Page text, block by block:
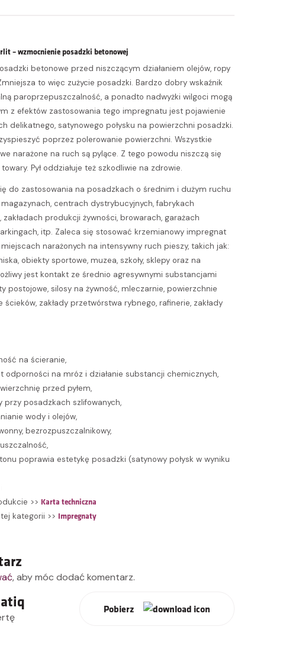
– wzmocnienie posadzki betonowej
betonowe przed niszczącym działaniem olejów, ropy
to więc zużycie posadzki. Bardzo dobry wskaźnik
paroprzepuszczalność, a ponadto nadwyżki wilgoci mogą
z efektów zastosowania tego impregnatu jest pojawienie
delikatnego, satynowego połysku na powierzchni posadzki.
poprzez polerowanie powierzchni. Wszystkie
narażone na ruch są pylące. Z tego powodu niszczą się
Pył oddziałuje też szkodliwie na zdrowie.
do zastosowania na posadzkach o średnim i dużym ruchu
magazynach, centrach dystrybucyjnych, fabrykach
zakładach produkcji żywności, browarach, garażach
itp. Zaleca się stosować krzemianowy impregnat
narażonych na intensywny ruch pieszy, takich jak:
obiekty sportowe, muzea, szkoły, sklepy oraz na
jest kontakt ze średnio agresywnymi substancjami
postojowe, silosy na żywność, mleczarnie, powierzchnie
ścieków, zakłady przetwórstwa rybnego, rafinerie, zakłady
na ścieranie,
odporności na mróz i działanie substancji chemicznych,
przed pyłem,
przy posadzkach szlifowanych,
wody i olejów,
bezrozpuszczalnikowy,
poprawia estetykę posadzki (satynowy połysk w wyniku
>> Karta techniczna
kategorii >> Impregnaty
, aby móc dodać komentarz.
Pobierz